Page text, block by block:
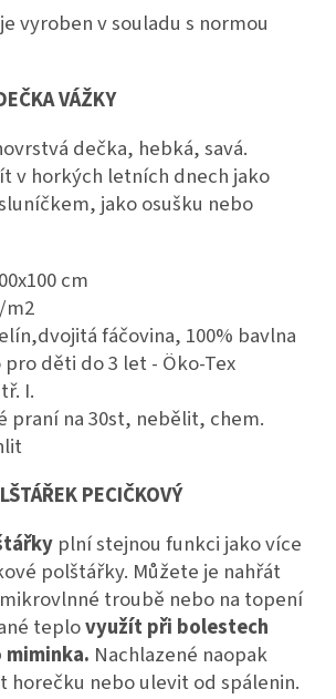
vyroben v souladu s normou
VÁŽKY
dečka, hebká, savá.
v horkých letních dnech jako
jako osušku nebo
cm
m2
fáčovina, 100% bavlna
děti do 3 let - Öko-Tex
I.
praní na 30st, nebělit, chem.
PECIČKOVÝ
plní stejnou funkci jako více
polštářky. Můžete je nahřát
troubě nebo na topení
teplovyužít při bolestech
miminka. Nachlazené naopak
horečku nebo ulevit od spálenin.